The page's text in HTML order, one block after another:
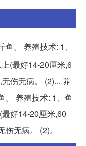
。 养殖技术: 1、
(最好14-20厘米,6
伤无病。 (2)... 养
。 养殖技术: 1、鱼
好14-20厘米,60
无病。 (2)。